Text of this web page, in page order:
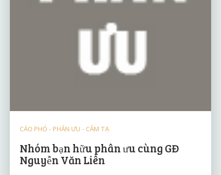
CÁO PHÓ - PHÂN ƯU - CẢM TẠ
Nhóm bạn hữu phân ưu cùng GĐ
Nguyễn Văn Liên